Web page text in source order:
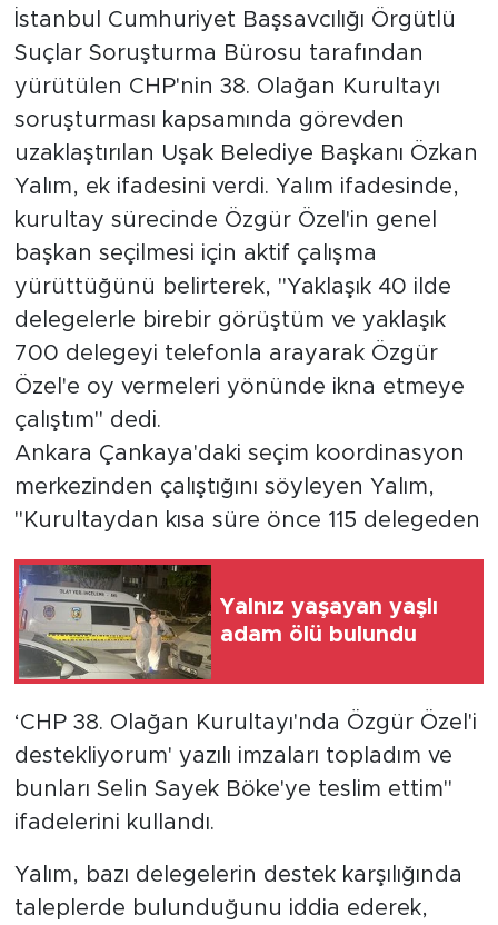
İstanbul Cumhuriyet Başsavcılığı Örgütlü
Suçlar Soruşturma Bürosu tarafından
yürütülen CHP'nin 38. Olağan Kurultayı
soruşturması kapsamında görevden
uzaklaştırılan Uşak Belediye Başkanı Özkan
Yalım, ek ifadesini verdi. Yalım ifadesinde,
kurultay sürecinde Özgür Özel'in genel
başkan seçilmesi için aktif çalışma
yürüttüğünü belirterek, "Yaklaşık 40 ilde
delegelerle birebir görüştüm ve yaklaşık
700 delegeyi telefonla arayarak Özgür
Özel'e oy vermeleri yönünde ikna etmeye
çalıştım" dedi.
Ankara Çankaya'daki seçim koordinasyon
merkezinden çalıştığını söyleyen Yalım,
"Kurultaydan kısa süre önce 115 delegeden
Yalnız yaşayan yaşlı
adam ölü bulundu
‘CHP 38. Olağan Kurultayı'nda Özgür Özel'i
destekliyorum' yazılı imzaları topladım ve
bunları Selin Sayek Böke'ye teslim ettim"
ifadelerini kullandı.
Yalım, bazı delegelerin destek karşılığında
taleplerde bulunduğunu iddia ederek,